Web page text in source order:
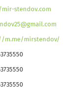
stendov.com
m.me/mirstendov/